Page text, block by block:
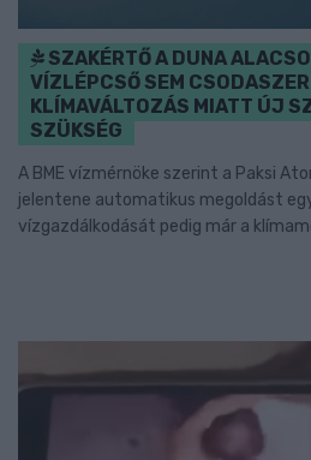
SZAKÉRTŐ A DUNA
VÍZLÉPCSŐ SEM
KLÍMAVÁLTOZÁS MIATT ÚJ
SZÜKSÉG
A BME vízmérnöke szerint a Paksi
jelentene automatikus megoldást
vízgazdálkodását pedig már a